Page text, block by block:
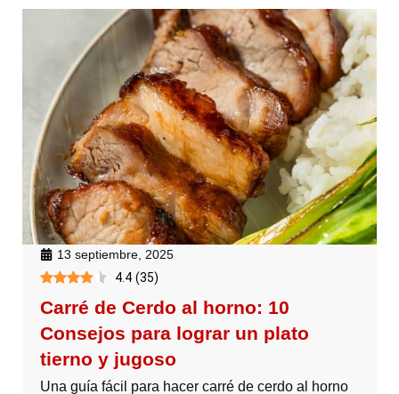
13 septiembre, 2025
4.4 (35)
Carré de Cerdo al horno: 10
Consejos para lograr un plato
tierno y jugoso
Una guía fácil para hacer carré de cerdo al horno